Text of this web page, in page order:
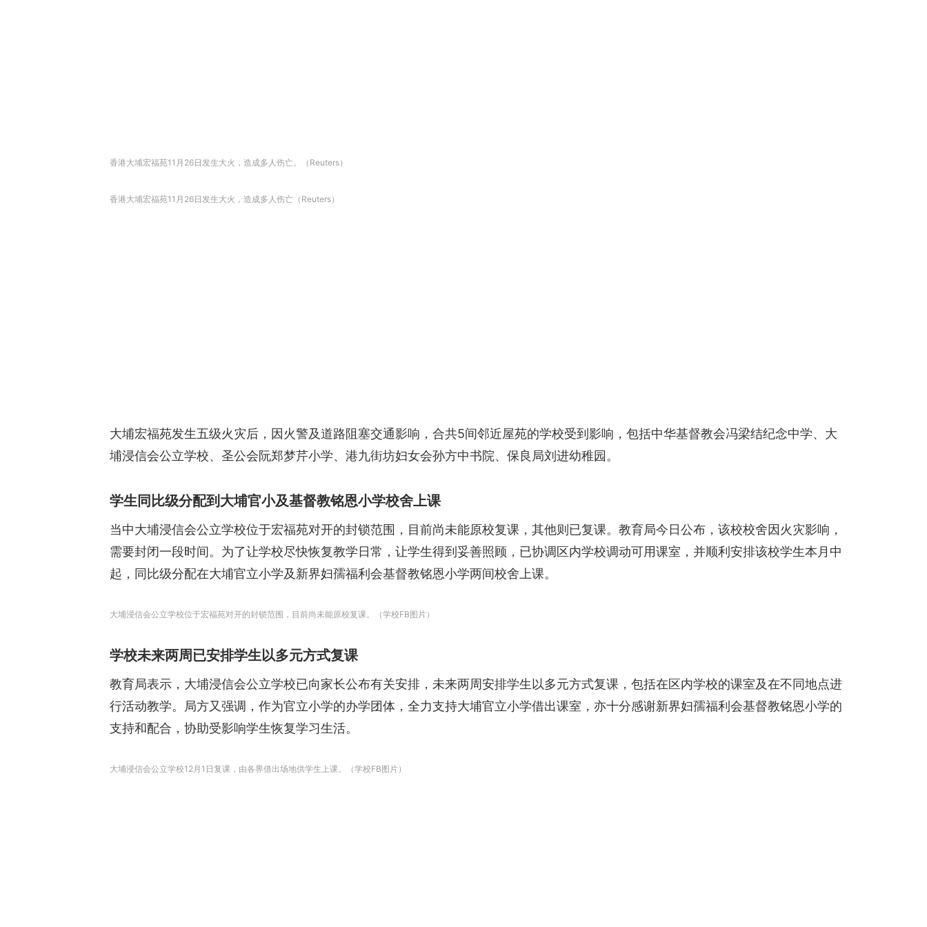
香港大埔宏福苑11月26日发生大火，造成多人伤亡。（Reuters）
香港大埔宏福苑11月26日发生大火，造成多人伤亡（Reuters）
大埔宏福苑发生五级火灾后，因火警及道路阻塞交通影响，合共5间邻近屋苑的学校受到影响，包括中华基督教会冯梁结纪念中学、大
埔浸信会公立学校、圣公会阮郑梦芹小学、港九街坊妇女会孙方中书院、保良局刘进幼稚园。
学生同比级分配到大埔官小及基督教铭恩小学校舍上课
当中大埔浸信会公立学校位于宏福苑对开的封锁范围，目前尚未能原校复课，其他则已复课。教育局今日公布，该校校舍因火灾影响，
需要封闭一段时间。为了让学校尽快恢复教学日常，让学生得到妥善照顾，已协调区内学校调动可用课室，并顺利安排该校学生本月中
起，同比级分配在大埔官立小学及新界妇孺福利会基督教铭恩小学两间校舍上课。
大埔浸信会公立学校位于宏福苑对开的封锁范围，目前尚未能原校复课。（学校FB图片）
学校未来两周已安排学生以多元方式复课
教育局表示，大埔浸信会公立学校已向家长公布有关安排，未来两周安排学生以多元方式复课，包括在区内学校的课室及在不同地点进
行活动教学。局方又强调，作为官立小学的办学团体，全力支持大埔官立小学借出课室，亦十分感谢新界妇孺福利会基督教铭恩小学的
支持和配合，协助受影响学生恢复学习生活。
大埔浸信会公立学校12月1日复课，由各界借出场地供学生上课。（学校FB图片）